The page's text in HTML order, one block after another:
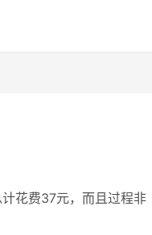
花费37元，而且过程非